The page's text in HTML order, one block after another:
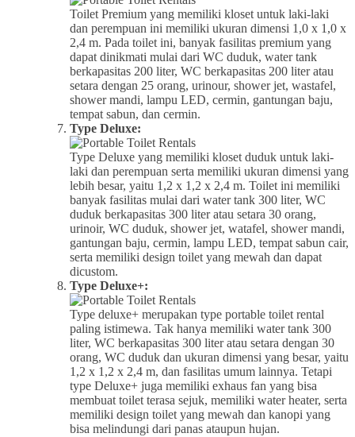
Toilet Premium yang memiliki kloset untuk laki-laki
dan perempuan ini memiliki ukuran dimensi 1,0 x 1,0 x
2,4 m. Pada toilet ini, banyak fasilitas premium yang
dapat dinikmati mulai dari WC duduk, water tank
berkapasitas 200 liter, WC berkapasitas 200 liter atau
setara dengan 25 orang, urinour, shower jet, wastafel,
shower mandi, lampu LED, cermin, gantungan baju,
tempat sabun, dan cermin.
Type Deluxe:
Type Deluxe yang memiliki kloset duduk untuk laki-
laki dan perempuan serta memiliki ukuran dimensi yang
lebih besar, yaitu 1,2 x 1,2 x 2,4 m. Toilet ini memiliki
banyak fasilitas mulai dari water tank 300 liter, WC
duduk berkapasitas 300 liter atau setara 30 orang,
urinoir, WC duduk, shower jet, watafel, shower mandi,
gantungan baju, cermin, lampu LED, tempat sabun cair,
serta memiliki design toilet yang mewah dan dapat
dicustom.
Type Deluxe+:
Type deluxe+ merupakan type portable toilet rental
paling istimewa. Tak hanya memiliki water tank 300
liter, WC berkapasitas 300 liter atau setara dengan 30
orang, WC duduk dan ukuran dimensi yang besar, yaitu
1,2 x 1,2 x 2,4 m, dan fasilitas umum lainnya. Tetapi
type Deluxe+ juga memiliki exhaus fan yang bisa
membuat toilet terasa sejuk, memiliki water heater, serta
memiliki design toilet yang mewah dan kanopi yang
bisa melindungi dari panas ataupun hujan.